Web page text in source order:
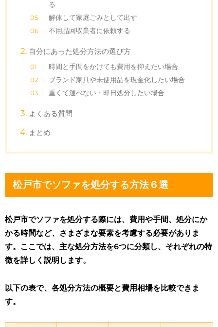
る
解体して家庭ごみとして出す
不用品回収業者に依頼する
自分にあった処分方法の選び方
時間と手間をかけても費用を抑えたい場合
ブランド家具や未使用品を現金化したい場合
重くて運べない・即日処分したい場合
よくある質問
まとめ
松戸市でソファを処分する方法６選
松戸市でソファを処分する際には、費用や手間、処分にか
かる時間など、さまざまな要素を考慮する必要がありま
す。ここでは、主な処分方法を6つに分類し、それぞれの特
徴を詳しく説明します。
以下の表で、各処分方法の概要と費用相場を比較できま
す。